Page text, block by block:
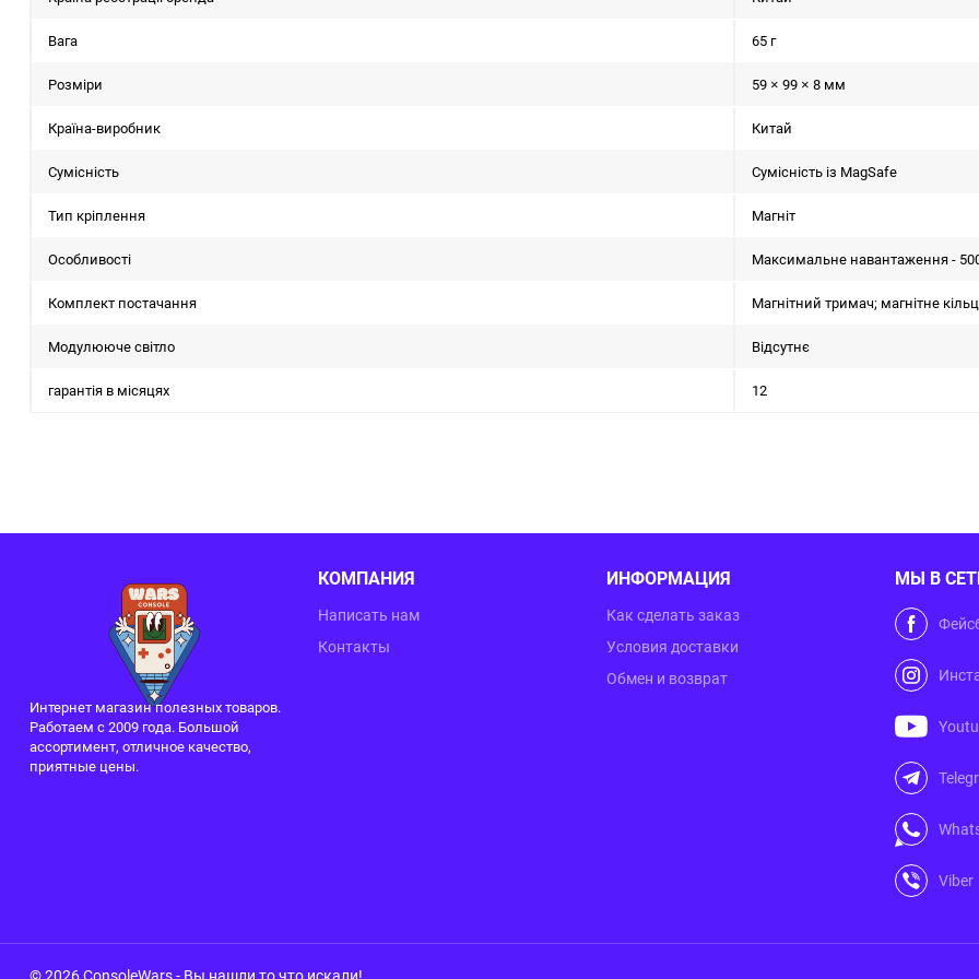
Вага 65 г
Розміри 59 × 99 × 8 мм
Країна-виробник Китай
Сумісність Сумісність із MagSafe
Тип кріплення Магніт
Особливості Максимальне навантаження -
Комплект постачання Магнітний тримач; магнітне
Модулююче світло Відсутнє
гарантія в місяцях 12
Интернет магазин полезных товаров.
Работаем с 2009 года. Большой
ассортимент, отличное качество,
приятные цены.
КОМПАНИЯ
Написать нам
Контакты
ИНФОРМАЦИЯ
Как сделать заказ
Условия доставки
Обмен и возврат
МЫ В
Viber